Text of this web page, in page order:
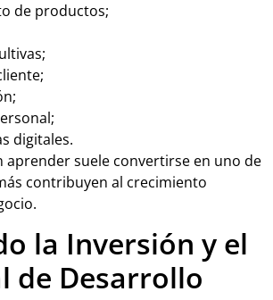
de productos;
digitales.
aprender suele convertirse en uno de
contribuyen al crecimiento
la Inversión y el
de Desarrollo